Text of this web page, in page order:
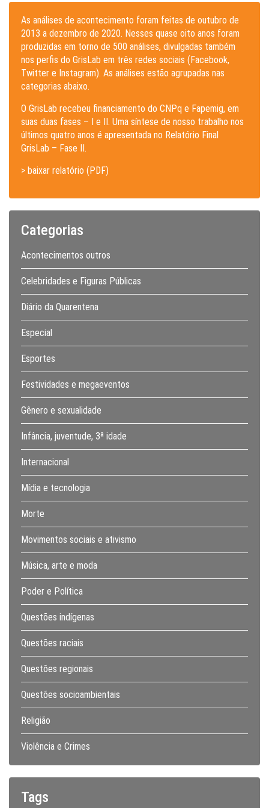
As análises de acontecimento foram feitas de outubro de
2013 a dezembro de 2020. Nesses quase oito anos foram
produzidas em torno de 500 análises, divulgadas também
nos perfis do GrisLab em três redes sociais (Facebook,
Twitter e Instagram). As análises estão agrupadas nas
categorias abaixo.
O GrisLab recebeu financiamento do CNPq e Fapemig, em
suas duas fases – I e II. Uma síntese de nosso trabalho nos
últimos quatro anos é apresentada no Relatório Final
GrisLab – Fase II.
> baixar relatório (PDF)
Categorias
Acontecimentos outros
Celebridades e Figuras Públicas
Diário da Quarentena
Especial
Esportes
Festividades e megaeventos
Gênero e sexualidade
Infância, juventude, 3ª idade
Internacional
Mídia e tecnologia
Morte
Movimentos sociais e ativismo
Música, arte e moda
Poder e Política
Questões indígenas
Questões raciais
Questões regionais
Questões socioambientais
Religião
Violência e Crimes
Tags